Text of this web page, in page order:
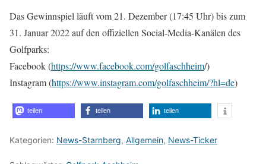
Das Gewinnspiel läuft vom 21. Dezember (17:45 Uhr) bis zum
31. Januar 2022 auf den offiziellen Social-Media-Kanälen des
Golfparks:
Facebook (https://www.facebook.com/golfaschheim/)
Instagram (https://www.instagram.com/golfaschheim/?hl=de)
teilen teilen teilen
Kategorien: News-Starnberg, Allgemein, News-Ticker